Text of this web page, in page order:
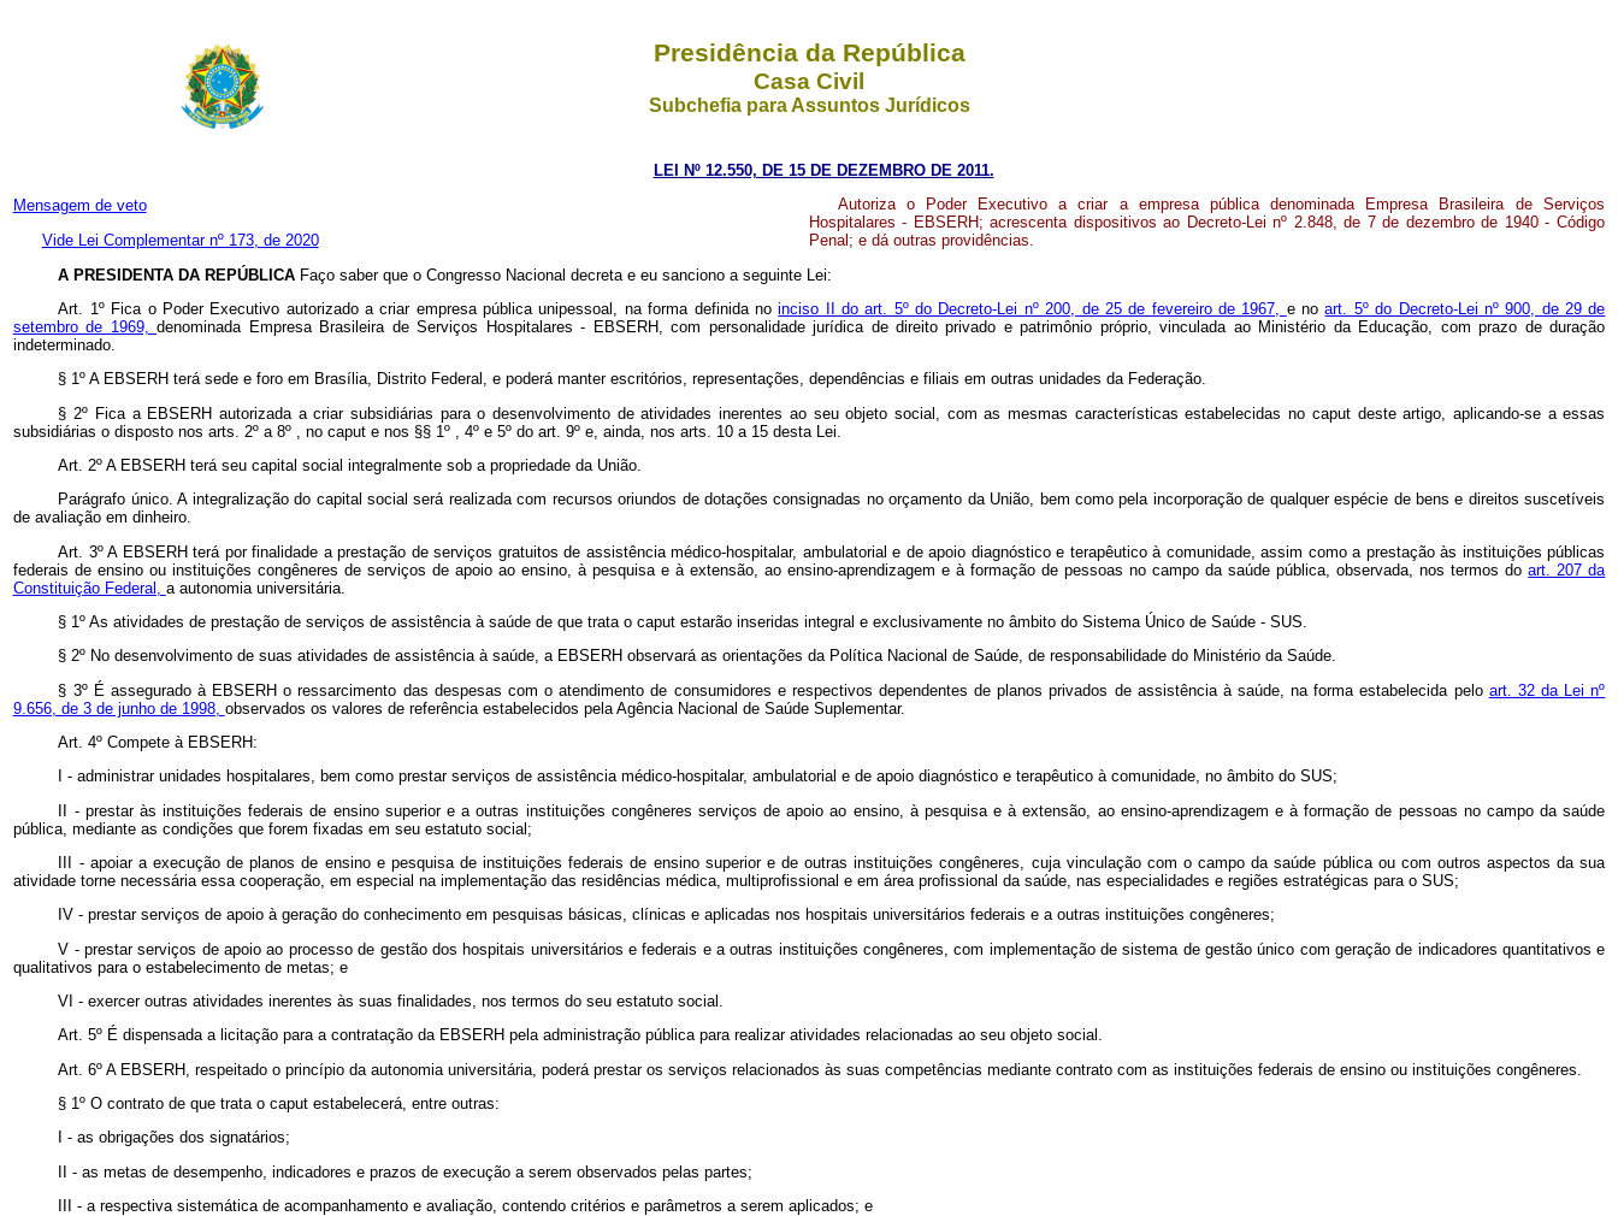
Presidência da República
Casa Civil
Subchefia para Assuntos Jurídicos
LEI Nº 12.550, DE 15 DE DEZEMBRO DE 2011.
Mensagem de veto
Vide Lei Complementar nº 173, de 2020
Autoriza o Poder Executivo a criar a empresa pública denominada Empresa Brasileira de Serviços
Hospitalares - EBSERH; acrescenta dispositivos ao Decreto-Lei nº 2.848, de 7 de dezembro de 1940 - Código
Penal; e dá outras providências.
A PRESIDENTA DA REPÚBLICA Faço saber que o Congresso Nacional decreta e eu sanciono a seguinte Lei:
Art. 1º Fica o Poder Executivo autorizado a criar empresa pública unipessoal, na forma definida noinciso II do art. 5º do Decreto-Lei nº 200, de 25 de fevereiro de 1967, e noart. 5º do Decreto-Lei nº 900, de 29 de
setembro de 1969,denominada Empresa Brasileira de Serviços Hospitalares - EBSERH, com personalidade jurídica de direito privado e patrimônio próprio, vinculada ao Ministério da Educação, com prazo de duração
indeterminado.
§ 1º A EBSERH terá sede e foro em Brasília, Distrito Federal, e poderá manter escritórios, representações, dependências e filiais em outras unidades da Federação.
§ 2º Fica a EBSERH autorizada a criar subsidiárias para o desenvolvimento de atividades inerentes ao seu objeto social, com as mesmas características estabelecidas no caput deste artigo, aplicando-se a essas
subsidiárias o disposto nos arts. 2º a 8º , no caput e nos §§ 1º , 4º e 5º do art. 9º e, ainda, nos arts. 10 a 15 desta Lei.
Art. 2º A EBSERH terá seu capital social integralmente sob a propriedade da União.
Parágrafo único. A integralização do capital social será realizada com recursos oriundos de dotações consignadas no orçamento da União, bem como pela incorporação de qualquer espécie de bens e direitos suscetíveis
de avaliação em dinheiro.
Art. 3º A EBSERH terá por finalidade a prestação de serviços gratuitos de assistência médico-hospitalar, ambulatorial e de apoio diagnóstico e terapêutico à comunidade, assim como a prestação às instituições públicas
federais de ensino ou instituições congêneres de serviços de apoio ao ensino, à pesquisa e à extensão, ao ensino-aprendizagem e à formação de pessoas no campo da saúde pública, observada, nos termos doart. 207 da
Constituição Federal, a autonomia universitária.
§ 1º As atividades de prestação de serviços de assistência à saúde de que trata ocaputestarão inseridas integral e exclusivamente no âmbito do Sistema Único de Saúde - SUS.
§ 2º No desenvolvimento de suas atividades de assistência à saúde, a EBSERH observará as orientações da Política Nacional de Saúde, de responsabilidade do Ministério da Saúde.
§ 3º É assegurado à EBSERH o ressarcimento das despesas com o atendimento de consumidores e respectivos dependentes de planos privados de assistência à saúde, na forma estabelecida pelo art. 32 da Lei nº
9.656, de 3 de junho de 1998, observados os valores de referência estabelecidos pela Agência Nacional de Saúde Suplementar.
Art. 4º Compete à EBSERH:
I - administrar unidades hospitalares, bem como prestar serviços de assistência médico-hospitalar, ambulatorial e de apoio diagnóstico e terapêutico à comunidade, no âmbito do SUS;
II - prestar às instituições federais de ensino superior e a outras instituições congêneres serviços de apoio ao ensino, à pesquisa e à extensão, ao ensino-aprendizagem e à formação de pessoas no campo da saúde
pública, mediante as condições que forem fixadas em seu estatuto social;
III - apoiar a execução de planos de ensino e pesquisa de instituições federais de ensino superior e de outras instituições congêneres, cuja vinculação com o campo da saúde pública ou com outros aspectos da sua
atividade torne necessária essa cooperação, em especial na implementação das residências médica, multiprofissional e em área profissional da saúde, nas especialidades e regiões estratégicas para o SUS;
IV - prestar serviços de apoio à geração do conhecimento em pesquisas básicas, clínicas e aplicadas nos hospitais universitários federais e a outras instituições congêneres;
V - prestar serviços de apoio ao processo de gestão dos hospitais universitários e federais e a outras instituições congêneres, com implementação de sistema de gestão único com geração de indicadores quantitativos e
qualitativos para o estabelecimento de metas; e
VI - exercer outras atividades inerentes às suas finalidades, nos termos do seu estatuto social.
Art. 5º É dispensada a licitação para a contratação da EBSERH pela administração pública para realizar atividades relacionadas ao seu objeto social.
Art. 6º A EBSERH, respeitado o princípio da autonomia universitária, poderá prestar os serviços relacionados às suas competências mediante contrato com as instituições federais de ensino ou instituições congêneres.
§ 1º O contrato de que trata ocaputestabelecerá, entre outras:
I - as obrigações dos signatários;
II - as metas de desempenho, indicadores e prazos de execução a serem observados pelas partes;
III - a respectiva sistemática de acompanhamento e avaliação, contendo critérios e parâmetros a serem aplicados; e